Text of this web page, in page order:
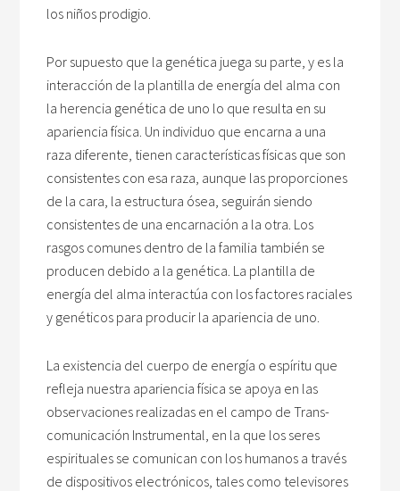
los niños prodigio.
Por supuesto que la genética juega su parte, y es la
interacción de la plantilla de energía del alma con
la herencia genética de uno lo que resulta en su
apariencia física. Un individuo que encarna a una
raza diferente, tienen características físicas que son
consistentes con esa raza, aunque las proporciones
de la cara, la estructura ósea, seguirán siendo
consistentes de una encarnación a la otra. Los
rasgos comunes dentro de la familia también se
producen debido a la genética. La plantilla de
energía del alma interactúa con los factores raciales
y genéticos para producir la apariencia de uno.
La existencia del cuerpo de energía o espíritu que
refleja nuestra apariencia física se apoya en las
observaciones realizadas en el campo de Trans-
comunicación Instrumental, en la que los seres
espirituales se comunican con los humanos a través
de dispositivos electrónicos, tales como televisores